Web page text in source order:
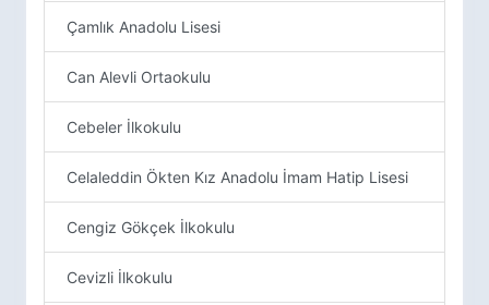
Çamlık Anadolu Lisesi
Can Alevli Ortaokulu
Cebeler İlkokulu
Celaleddin Ökten Kız Anadolu İmam Hatip Lisesi
Cengiz Gökçek İlkokulu
Cevizli İlkokulu